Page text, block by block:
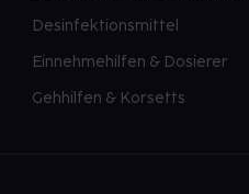
Desinfektionsmittel
Einnehmehilfen & Dosierer
Gehhilfen & Korsetts